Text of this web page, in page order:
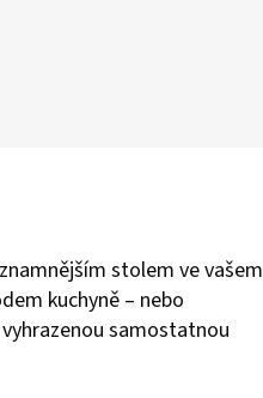
stolem ve vašem
kuchyně – nebo
samostatnou